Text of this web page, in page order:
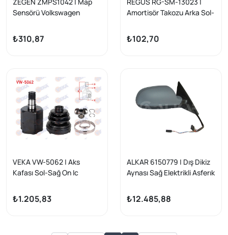
Sensörü Volkswagen
Audi A4 (8E2) 2000-2004 /
A6 (4B2) 1997-2004 / A8
₺310,87
Amortisör Takozu Arka Sol-
2003-2012
₺102,70
VEKA VW-5062 | Aks
Kafası Sol-Sağ On Ic
1.6İ A-T 26X32x31 Uzunluk
157,5 mm 2003-2009
₺1.205,83
ALKAR 6150779 | Dış Dikiz
Aynası Sağ Elektrikli Asferık
Sinyalli Kör Noktalı 12 Pin
Audi A5 Sportback (8Ta)
₺12.485,88